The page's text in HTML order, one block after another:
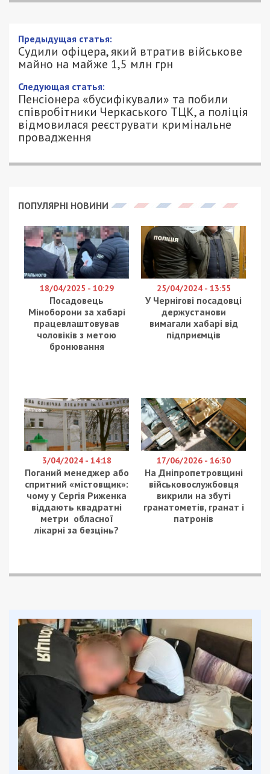
Предыдущая статья:
Судили офіцера, який втратив військове
майно на майже 1,5 млн грн
Следующая статья:
Пенсіонера «бусифікували» та побили
співробітники Черкаського ТЦК, а поліція
відмовилася реєструвати кримінальне
провадження
ПОПУЛЯРНІ НОВИНИ
18/04/2025 - 10:29
Посадовець
Міноборони за хабарі
працевлаштовував
чоловіків з метою
бронювання
25/04/2024 - 13:55
У Чернігові посадовці
держустанови
вимагали хабарі від
підприємців
3/04/2024 - 14:18
Поганий менеджер або
спритний «містовщик»:
чому у Сергія Риженка
віддають квадратні
метри обласної
лікарні за безцінь?
17/06/2026 - 16:30
На Дніпропетровщині
військовослужбовця
викрили на збуті
гранатометів, гранат і
патронів